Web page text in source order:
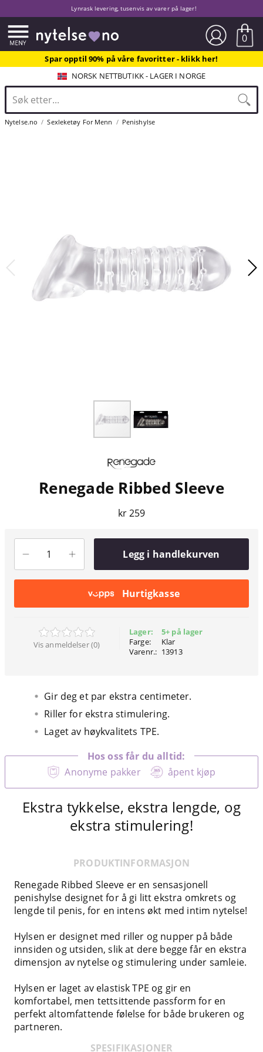
Lynrask levering, tusenvis av varer på lager!
0
Spar opptil 90% på våre favoritter - klikk her!
NORSK NETTBUTIKK - LAGER I NORGE
Nytelse.no Sexleketøy For Menn Penishylse
Renegade Ribbed Sleeve
kr 259
Legg i handlekurven
Hurtigkasse
Vis anmeldelser (0)
Lager:
Farge:
Varenr.:
5+ på lager
Klar
13913
Gir deg et par ekstra centimeter.
Riller for ekstra stimulering.
Laget av høykvalitets TPE.
Anonyme pakker åpent kjøp
Hos oss får du alltid:
Ekstra tykkelse, ekstra lengde, og
ekstra stimulering!
PRODUKTINFORMASJON
Renegade Ribbed Sleeve er en sensasjonell
penishylse designet for å gi litt ekstra omkrets og
lengde til penis, for en intens økt med intim nytelse!
Hylsen er designet med riller og nupper på både
innsiden og utsiden, slik at dere begge får en ekstra
dimensjon av nytelse og stimulering under samleie.
Hylsen er laget av elastisk TPE og gir en
komfortabel, men tettsittende passform for en
perfekt altomfattende følelse for både brukeren og
partneren.
SPESIFIKASJONER